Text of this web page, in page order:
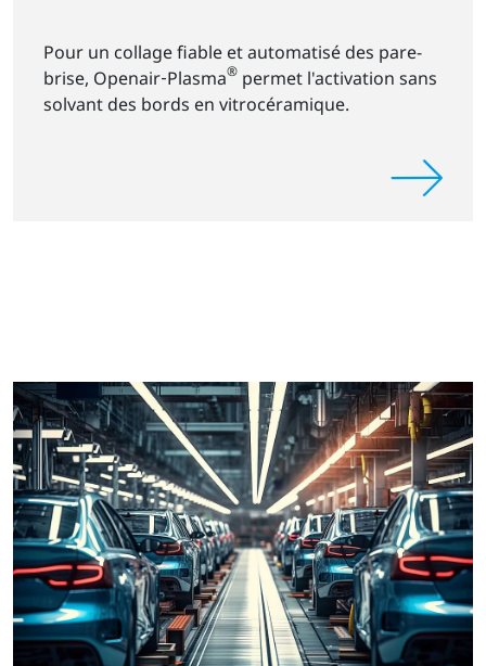
Pour un collage fiable et automatisé des pare-
brise, Openair‑Plasma® permet l'activation sans
solvant des bords en vitrocéramique.